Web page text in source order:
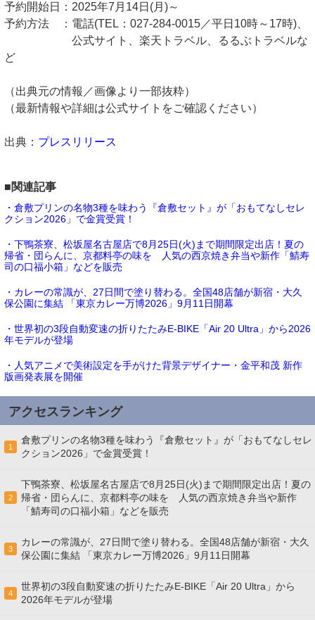
予約開始日：2025年7月14日(月)～
予約方法 ：電話(TEL：027-284-0015／平日10時～17時)、
公式サイト、楽天トラベル、るるぶトラベルな
ど
（出典元の情報／画像より一部抜粋）
（最新情報や詳細は公式サイトをご確認ください）
出典： プレスリリース
■関連記事
・倉敷プリンの名物3種を味わう『倉敷セット』が「おもてなしセレ
クション2026」で金賞受賞！
・下鴨茶寮、松坂屋名古屋店で8月25日(火)まで期間限定出店！夏の
帰省・団らんに、京都料亭の味を 人気の西京焼き弁当や新作「鯖寿
司の口福小箱」などを販売
・カレーの常識が、27日間で塗り替わる。全国48店舗が新宿・大久
保公園に集結 「東京カレー万博2026」9月11日開幕
・世界初の3段自動変速の折りたたみE-BIKE「Air 20 Ultra」から2026
年モデルが登場
・人気アニメで美術設定を手がけた背景デザイナー・金平和茂 新作
版画発表展を開催
アクセスランキング
1
倉敷プリンの名物3種を味わう『倉敷セット』が「おもてなしセレ
クション2026」で金賞受賞！
2
下鴨茶寮、松坂屋名古屋店で8月25日(火)まで期間限定出店！夏の
帰省・団らんに、京都料亭の味を 人気の西京焼き弁当や新作
「鯖寿司の口福小箱」などを販売
3
カレーの常識が、27日間で塗り替わる。全国48店舗が新宿・大久
保公園に集結 「東京カレー万博2026」9月11日開幕
4
世界初の3段自動変速の折りたたみE-BIKE「Air 20 Ultra」から
2026年モデルが登場